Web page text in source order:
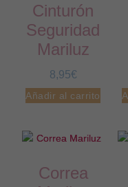
Cinturón
Seguridad
Mariluz
8,95€
Añadir al carrito
Correa
Marketing
Al compartir tus
comportamiento
nuestro sitio,
aumentas la
ofertas